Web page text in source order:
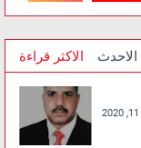
الاكثر قراءة الاحدث